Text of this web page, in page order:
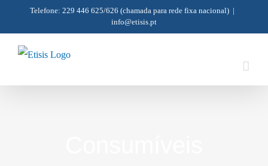
content
Telefone: 229 446 625/626 (chamada para rede fixa nacional) |
info@etisis.pt